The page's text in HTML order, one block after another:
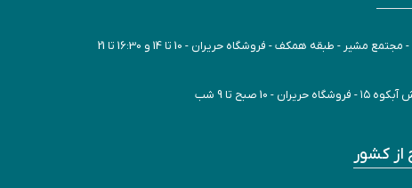
- طبقه همکف - فروشگاه حریران - 10 تا 14 و 16:30 تا 21
صبح تا 9 شب
کشور